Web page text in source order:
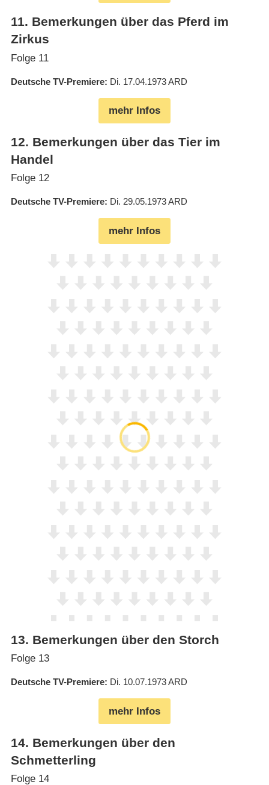
11. Bemerkungen über das Pferd im
Zirkus
Folge 11
Deutsche TV-Premiere Di. 17.04.1973ARD
mehr Infos
12. Bemerkungen über das Tier im
Handel
Folge 12
Deutsche TV-Premiere Di. 29.05.1973ARD
mehr Infos
13. Bemerkungen über den Storch
Folge 13
Deutsche TV-Premiere Di. 10.07.1973ARD
mehr Infos
14. Bemerkungen über den
Schmetterling
Folge 14